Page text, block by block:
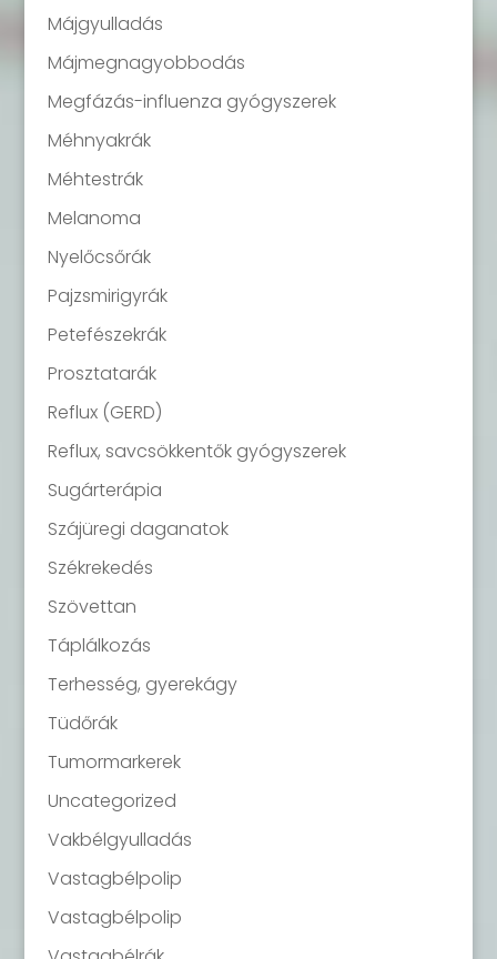
Májgyulladás
Májmegnagyobbodás
Megfázás-influenza gyógyszerek
Méhnyakrák
Méhtestrák
Melanoma
Nyelőcsőrák
Pajzsmirigyrák
Petefészekrák
Prosztatarák
Reflux (GERD)
Reflux, savcsökkentők gyógyszerek
Sugárterápia
Szájüregi daganatok
Székrekedés
Szövettan
Táplálkozás
Terhesség, gyerekágy
Tüdőrák
Tumormarkerek
Uncategorized
Vakbélgyulladás
Vastagbélpolip
Vastagbélpolip